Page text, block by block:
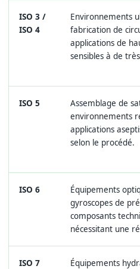
ISO 3 /
ISO 4
Environnements
fabrication de
applications de
sensibles à de
ISO 5
Assemblage de
environnements
applications
selon le procédé.
ISO 6
Équipements
gyroscopes de
composants
nécessitant une
ISO 7
Équipements